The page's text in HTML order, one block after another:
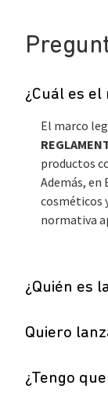
¿Cuál es
El marco
productos
Además, en
cosméticos
normativa
¿Quién es
Quiero
¿Tengo